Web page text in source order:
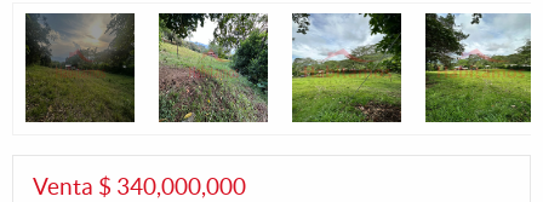
Venta $ 340,000,000